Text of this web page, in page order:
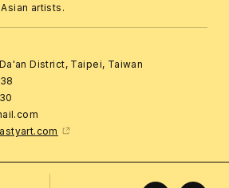
artists.
District, Taipei, Taiwan